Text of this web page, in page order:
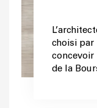
choisi par
concevoir
de la